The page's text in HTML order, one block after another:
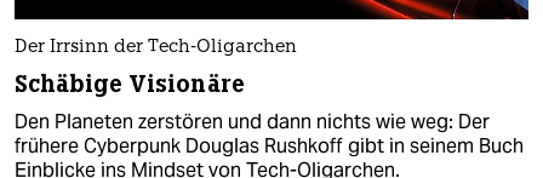
Der Irrsinn der Tech-Oligarchen
Schäbige Visionäre
Den Planeten zerstören und dann nichts wie weg: Der
frühere Cyberpunk Douglas Rushkoff gibt in seinem Buch
Einblicke ins Mindset von Tech-Oligarchen.